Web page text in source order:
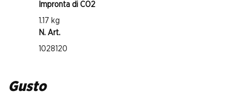
Impronta di CO2
1.17 kg
N. Art.
1028120
Gusto